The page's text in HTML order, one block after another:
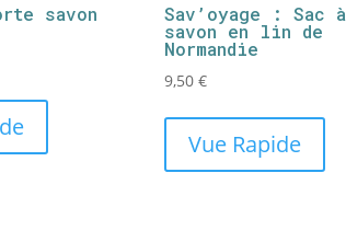
savon Sav’oyage : Sac à
savon en lin de
Normandie
9,50€
Vue Rapide